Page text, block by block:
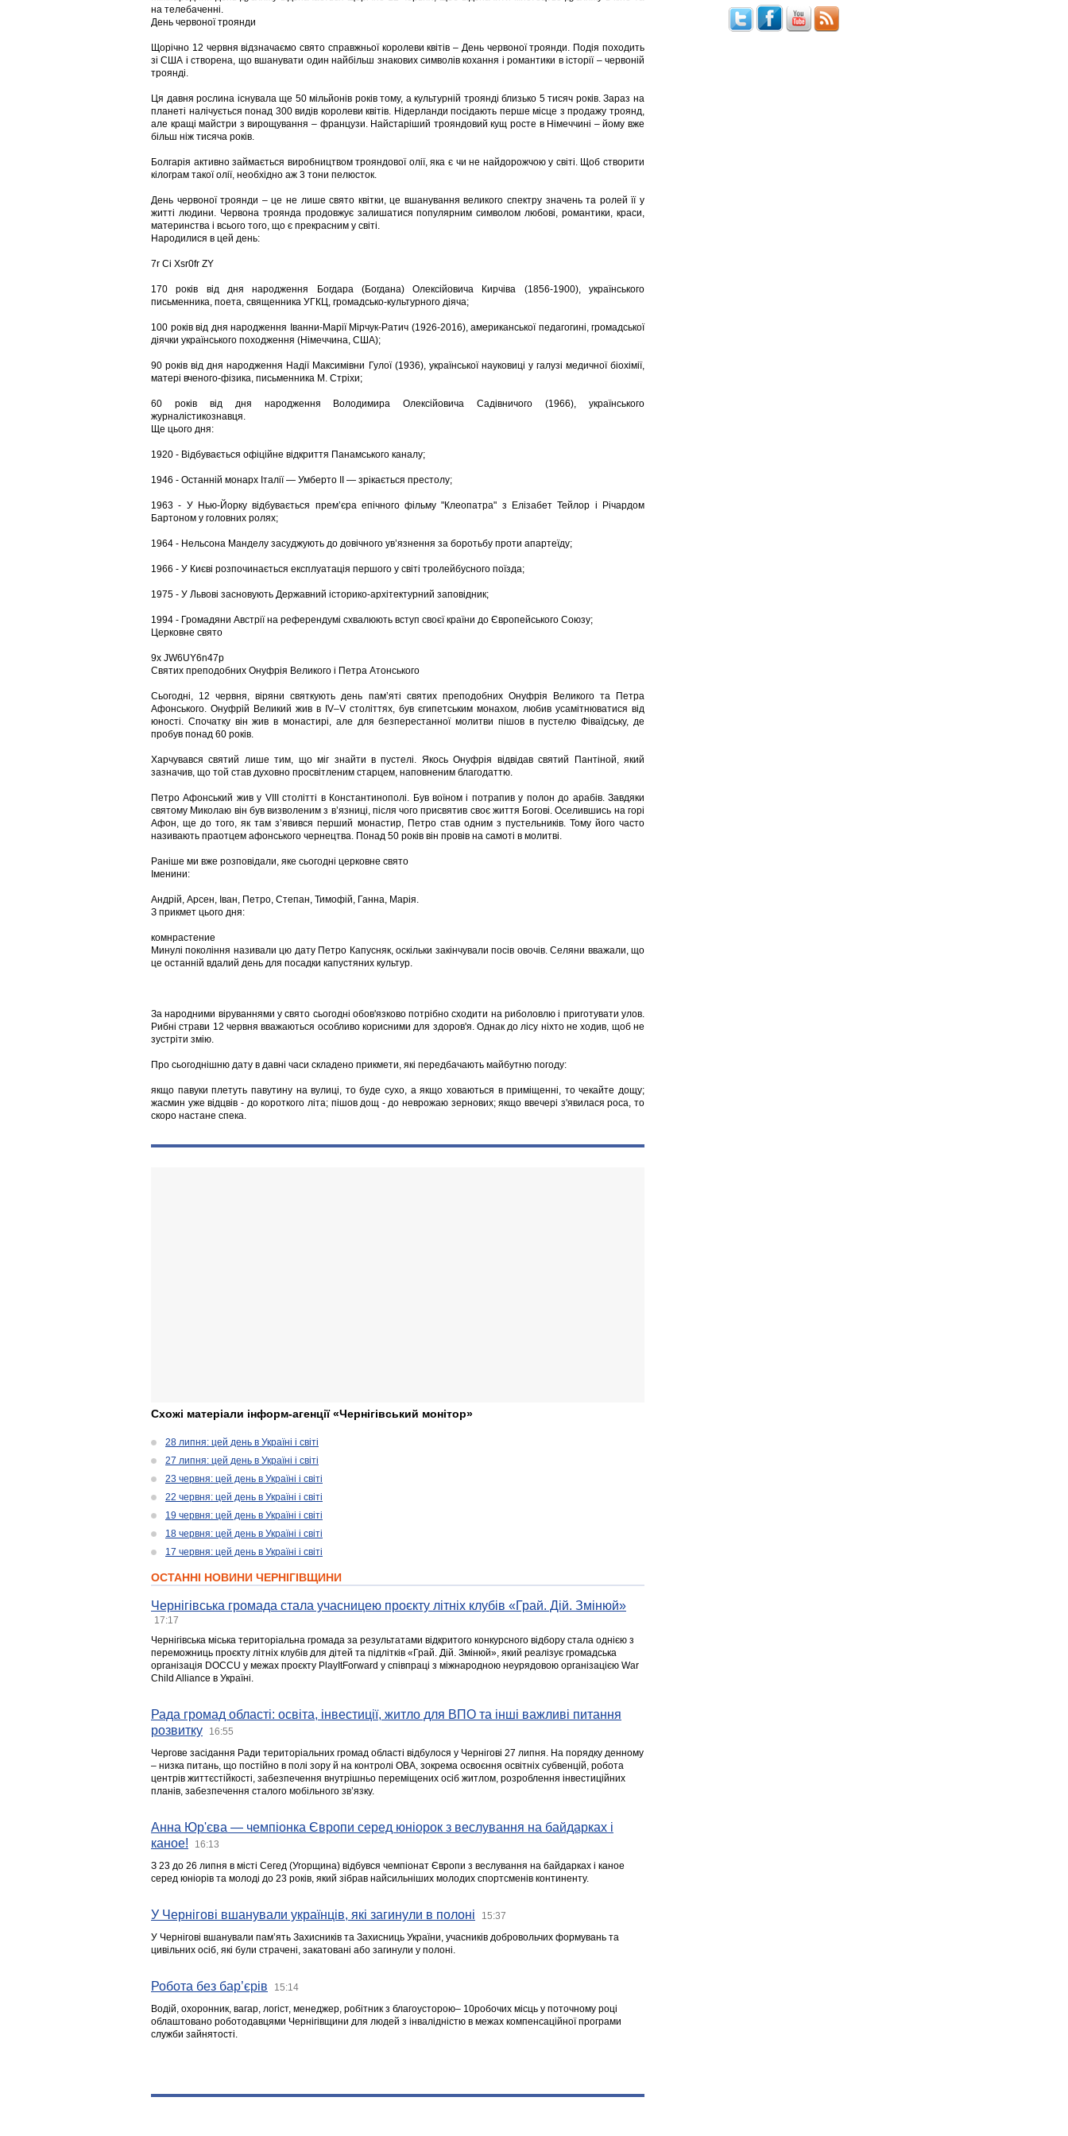
на телебаченні.
День червоної троянди
Щорічно 12 червня відзначаємо свято справжньої королеви квітів – День червоної троянди. Подія походить
зі США і створена, що вшанувати один найбільш знакових символів кохання і романтики в історії – червоній
троянді.
Ця давня рослина існувала ще 50 мільйонів років тому, а культурній троянді близько 5 тисяч років. Зараз на
планеті налічується понад 300 видів королеви квітів. Нідерланди посідають перше місце з продажу троянд,
але кращі майстри з вирощування – французи. Найстаріший трояндовий кущ росте в Німеччині – йому вже
більш ніж тисяча років.
Болгарія активно займається виробництвом трояндової олії, яка є чи не найдорожчою у світі. Щоб створити
кілограм такої олії, необхідно аж 3 тони пелюсток.
День червоної троянди – це не лише свято квітки, це вшанування великого спектру значень та ролей її у
житті людини. Червона троянда продовжує залишатися популярним символом любові, романтики, краси,
материнства і всього того, що є прекрасним у світі.
Народилися в цей день:
7r Ci Xsr0fr ZY
170 років від дня народження Богдара (Богдана) Олексійовича Кирчіва (1856-1900), українського
письменника, поета, священника УГКЦ, громадсько-культурного діяча;
100 років від дня народження Іванни-Марії Мірчук-Ратич (1926-2016), американської педагогині, громадської
діячки українського походження (Німеччина, США);
90 років від дня народження Надії Максимівни Гулої (1936), української науковиці у галузі медичної біохімії,
матері вченого-фізика, письменника М. Стріхи;
60 років від дня народження Володимира Олексійовича Садівничого (1966), українського
журналістикознавця.
Ще цього дня:
1920 - Відбувається офіційне відкриття Панамського каналу;
1946 - Останній монарх Італії — Умберто II — зрікається престолу;
1963 - У Нью-Йорку відбувається прем’єра епічного фільму "Клеопатра" з Елізабет Тейлор і Річардом
Бартоном у головних ролях;
1964 - Нельсона Манделу засуджують до довічного ув’язнення за боротьбу проти апартеїду;
1966 - У Києві розпочинається експлуатація першого у світі тролейбусного поїзда;
1975 - У Львові засновують Державний історико-архітектурний заповідник;
1994 - Громадяни Австрії на референдумі схвалюють вступ своєї країни до Європейського Союзу;
Церковне свято
9x JW6UY6n47p
Святих преподобних Онуфрія Великого і Петра Атонського
Сьогодні, 12 червня, віряни святкують день пам’яті святих преподобних Онуфрія Великого та Петра
Афонського. Онуфрій Великий жив в IV–V століттях, був єгипетським монахом, любив усамітнюватися від
юності. Спочатку він жив в монастирі, але для безперестанної молитви пішов в пустелю Фіваїдську, де
пробув понад 60 років.
Харчувався святий лише тим, що міг знайти в пустелі. Якось Онуфрія відвідав святий Пантіной, який
зазначив, що той став духовно просвітленим старцем, наповненим благодаттю.
Петро Афонський жив у VIII столітті в Константинополі. Був воїном і потрапив у полон до арабів. Завдяки
святому Миколаю він був визволеним з в’язниці, після чого присвятив своє життя Богові. Оселившись на горі
Афон, ще до того, як там з’явився перший монастир, Петро став одним з пустельників. Тому його часто
називають праотцем афонського чернецтва. Понад 50 років він провів на самоті в молитві.
Раніше ми вже розповідали, яке сьогодні церковне свято
Іменини:
Андрій, Арсен, Іван, Петро, Степан, Тимофій, Ганна, Марія.
З прикмет цього дня:
комнрастение
Минулі покоління називали цю дату Петро Капусняк, оскільки закінчували посів овочів. Селяни вважали, що
це останній вдалий день для посадки капустяних культур.
За народними віруваннями у свято сьогодні обов'язково потрібно сходити на риболовлю і приготувати улов.
Рибні страви 12 червня вважаються особливо корисними для здоров'я. Однак до лісу ніхто не ходив, щоб не
зустріти змію.
Про сьогоднішню дату в давні часи складено прикмети, які передбачають майбутню погоду:
якщо павуки плетуть павутину на вулиці, то буде сухо, а якщо ховаються в приміщенні, то чекайте дощу;
жасмин уже відцвів - до короткого літа; пішов дощ - до неврожаю зернових; якщо ввечері з'явилася роса, то
скоро настане спека.
Схожі матеріали інформ-агенції «Чернігівський монітор»
28 липня: цей день в Україні і світі
27 липня: цей день в Україні і світі
23 червня: цей день в Україні і світі
22 червня: цей день в Україні і світі
19 червня: цей день в Україні і світі
18 червня: цей день в Україні і світі
17 червня: цей день в Україні і світі
ОСТАННІ НОВИНИ ЧЕРНІГІВЩИНИ
Чернігівська громада стала учасницею проєкту літніх клубів «Грай. Дій. Змінюй»
17:17
Чернігівська міська територіальна громада за результатами відкритого конкурсного відбору стала однією з
переможниць проєкту літніх клубів для дітей та підлітків «Грай. Дій. Змінюй», який реалізує громадська
організація DOCCU у межах проєкту PlayItForward у співпраці з міжнародною неурядовою організацією War
Child Alliance в Україні.
Рада громад області: освіта, інвестиції, житло для ВПО та інші важливі питання
розвитку
16:55
Чергове засідання Ради територіальних громад області відбулося у Чернігові 27 липня. На порядку денному
– низка питань, що постійно в полі зору й на контролі ОВА, зокрема освоєння освітніх субвенцій, робота
центрів життєстійкості, забезпечення внутрішньо переміщених осіб житлом, розроблення інвестиційних
планів, забезпечення сталого мобільного зв’язку.
Анна Юр'єва — чемпіонка Європи серед юніорок з веслування на байдарках і
каное!
16:13
З 23 до 26 липня в місті Сегед (Угорщина) відбувся чемпіонат Європи з веслування на байдарках і каное
серед юніорів та молоді до 23 років, який зібрав найсильніших молодих спортсменів континенту.
У Чернігові вшанували українців, які загинули в полоні 15:37
У Чернігові вшанували пам’ять Захисників та Захисниць України, учасників добровольчих формувань та
цивільних осіб, які були страчені, закатовані або загинули у полоні.
Робота без бар’єрів 15:14
Водій, охоронник, вагар, логіст, менеджер, робітник з благоусторою– 10робочих місць у поточному році
облаштовано роботодавцями Чернігівщини для людей з інвалідністю в межах компенсаційної програми
служби зайнятості.